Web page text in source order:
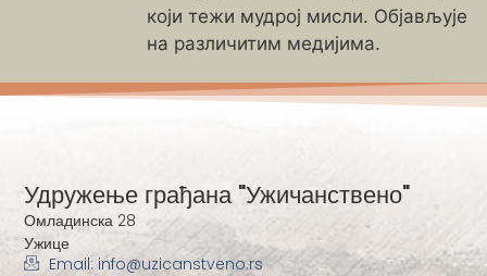
који тежи мудрој мисли. Објављује
на различитим медијима.
Удружење грађана "Ужичанствено"
Омладинска 28
Ужице
Email: info@uzicanstveno.rs